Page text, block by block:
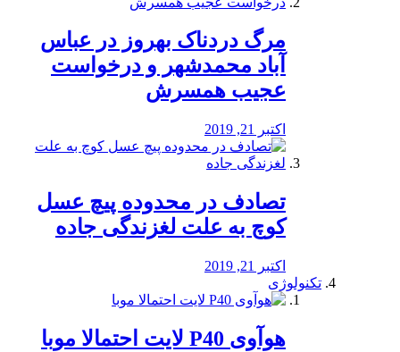
مرگ دردناک بهروز در عباس
آباد محمدشهر و درخواست
عجیب همسرش
اکتبر 21, 2019
تصادف در محدوده پیچ عسل
کوچ به علت لغزندگی جاده
اکتبر 21, 2019
تکنولوژی
هوآوی P40 لایت احتمالا موبا